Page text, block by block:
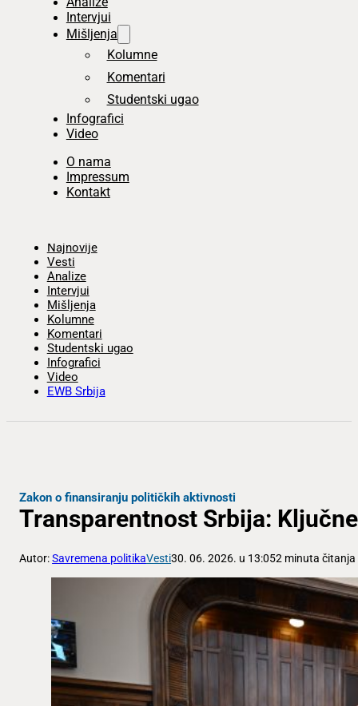
Intervjui
Mišljenja
Kolumne
Komentari
Studentski ugao
Infografici
Video
O nama
Impressum
Kontakt
Najnovije
Vesti
Analize
Intervjui
Mišljenja
Kolumne
Komentari
Studentski ugao
Infografici
Video
EWB Srbija
Zakon o finansiranju političkih aktivnosti
Transparentnost Srbija:
Autor:Savremena politikaVesti30. 06. 2026. u 13:052 minuta čitanja